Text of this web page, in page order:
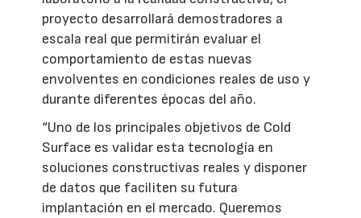
proyecto desarrollará demostradores a
escala real que permitirán evaluar el
comportamiento de estas nuevas
envolventes en condiciones reales de uso y
durante diferentes épocas del año.
“Uno de los principales objetivos de Cold
Surface es validar esta tecnología en
soluciones constructivas reales y disponer
de datos que faciliten su futura
implantación en el mercado. Queremos